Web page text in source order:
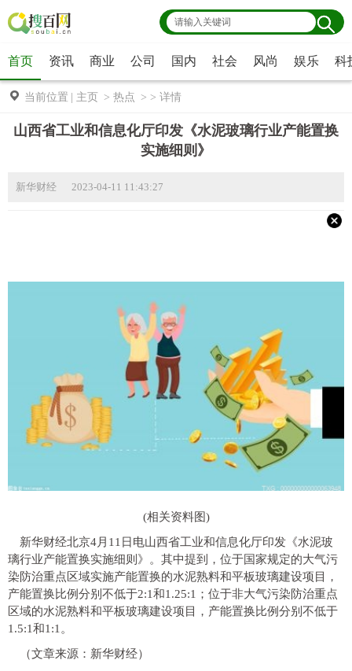
首页 资讯 商业 公司 国内 社会 风尚 娱乐 科
当前位置 主页 > 热点 > > 详情
山西省工业和信息化厅印发《水泥玻璃行业产能置换
实施细则》
新华财经 2023-04-11 11:43:27
(相关资料图)
新华财经北京4月11日电山西省工业和信息化厅印发《水泥玻
璃行业产能置换实施细则》。其中提到，位于国家规定的大气污
染防治重点区域实施产能置换的水泥熟料和平板玻璃建设项目，
产能置换比例分别不低于2:1和1.25:1；位于非大气污染防治重点
区域的水泥熟料和平板玻璃建设项目，产能置换比例分别不低于
1.5:1和1:1。
（文章来源：新华财经）